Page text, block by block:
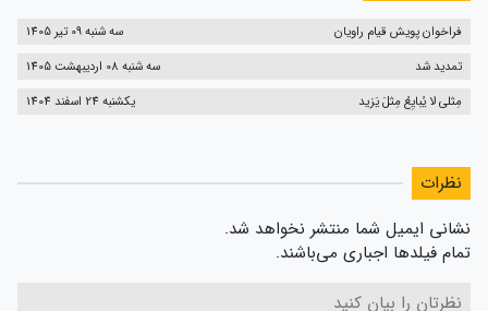
فراخوان پویش قیام راویان
سه شنبه 09 تیر 1405
تمدید شد
سه شنبه 08 اردیبهشت 1405
مِثلی لا یُبایِعُ مِثلَ یَزید
یکشنبه 24 اسفند 1404
نظرات
نشانی ایمیل شما منتشر نخواهد شد.
تمام فیلدها اجباری می‌باشند.